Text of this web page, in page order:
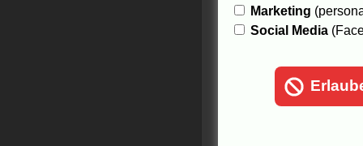
"
Marketing
Social Media